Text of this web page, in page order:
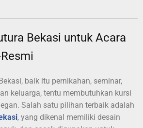
Bekasi untuk Acara
baik itu pernikahan, seminar,
keluarga, tentu membutuhkan kursi
Salah satu pilihan terbaik adalah
, yang dikenal memiliki desain